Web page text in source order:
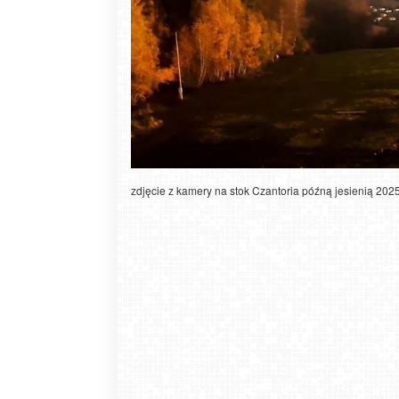
zdjęcie z kamery na stok Czantoria późną jesienią